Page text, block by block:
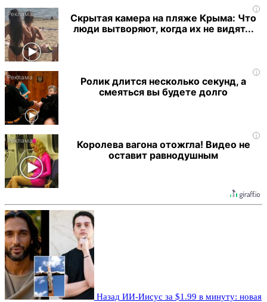
i
Скрытая камера на пляже Крыма: Что
люди вытворяют, когда их не видят...
i
Ролик длится несколько секунд, а
смеяться вы будете долго
i
Королева вагона отожгла! Видео не
оставит равнодушным
Назад ИИ-Иисус за $1.99 в минуту: новая